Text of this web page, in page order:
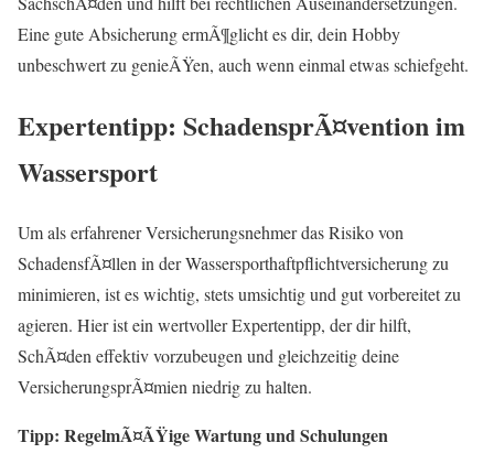
Eine gute Absicherung ermÃ¶glicht es dir, dein Hobby
unbeschwert zu genieÃŸen, auch wenn einmal etwas schiefgeht.
Expertentipp: SchadensprÃ¤vention im
Wassersport
Um als erfahrener Versicherungsnehmer das Risiko von
SchadensfÃ¤llen in der Wassersporthaftpflichtversicherung zu
minimieren, ist es wichtig, stets umsichtig und gut vorbereitet zu
agieren. Hier ist ein wertvoller Expertentipp, der dir hilft,
SchÃ¤den effektiv vorzubeugen und gleichzeitig deine
VersicherungsprÃ¤mien niedrig zu halten.
Tipp: RegelmÃ¤ÃŸige Wartung und Schulungen